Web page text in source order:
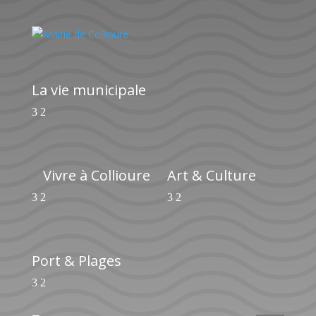
La vie municipale
Vivre à Collioure Art & Culture
Port & Plages